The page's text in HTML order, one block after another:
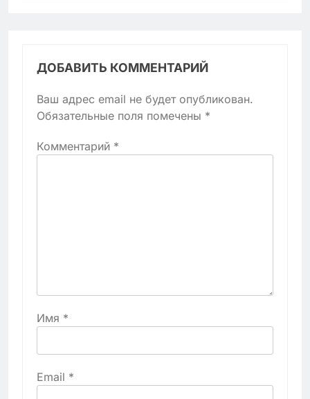
ДОБАВИТЬ КОММЕНТАРИЙ
Ваш адрес email не будет опубликован.
Обязательные поля помечены *
Комментарий *
Имя *
Email *